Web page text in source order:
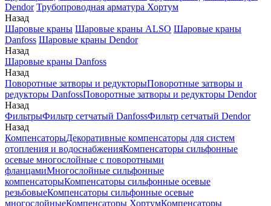
Dendor Трубопроводная арматура Хортум
Назад
Шаровые краны Шаровые краны ALSO Шаровые краны
Danfoss Шаровые краны Dendor
Назад
Шаровые краны Danfoss
Назад
Поворотные затворы и редукторыПоворотные затворы и
редукторы DanfossПоворотные затворы и редукторы Dendor
Назад
ФильтрыФильтр сетчатый DanfossФильтр сетчатый Dendor
Назад
КомпенсаторыДекоративные компенсаторы для систем
отопления и водоснабженияКомпенсаторы сильфонные
осевые многослойные с поворотными
фланцамиМногослойные сильфонные
компенсаторыКомпенсаторы сильфонные осевые
резьбовыеКомпенсаторы сильфонные осевые
многослойныеКомпенсаторы ХортумКомпенсаторы